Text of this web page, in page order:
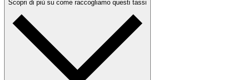
Scopri di più su come raccogliamo questi tassi